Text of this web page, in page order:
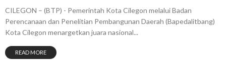
CILEGON – (BTP) - Pemerintah Kota Cilegon melalui Badan
Perencanaan dan Penelitian Pembangunan Daerah (Bapedalitbang)
Kota Cilegon menargetkan juara nasional...
READ MORE